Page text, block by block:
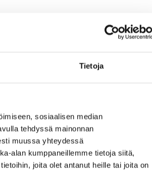
Tietoja
sosiaalisen median
tehdyssä mainonnan
muussa yhteydessä
alan kumppaneillemme tietoja siitä,
joita olet antanut heille tai joita on